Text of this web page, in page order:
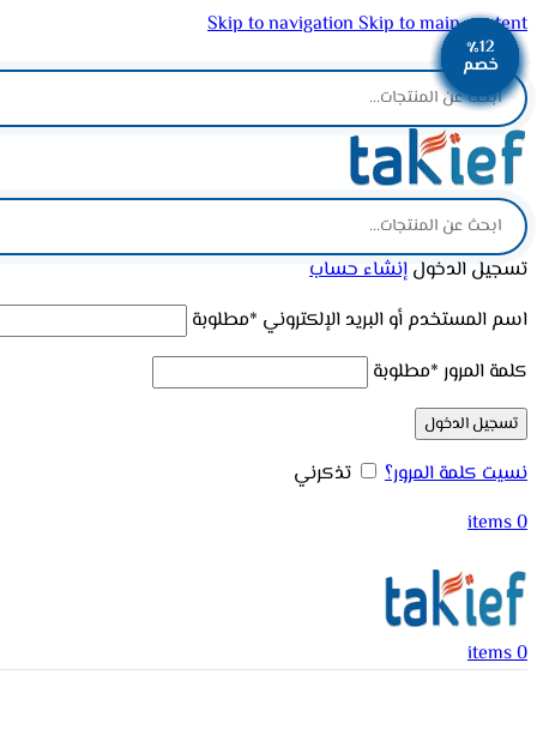
Skip to navigationSkip to main content
ADD ANYTHING HERE OR JUST REMOVE IT…
تسجيل الدخول إنشاء حساب
اسم المستخدم أو البريد الإلكتروني *مطلوبة
كلمة المرور *مطلوبة
تسجيل الدخول
نسيت كلمة المرور؟
تذكرني
0
items
0
items
٪11
خصم
٪12
خصم
٪11
خصم
٪13
خصم
٪12
خصم
٪38
خصم
٪13
خصم
٪10
خصم
٪12
خصم